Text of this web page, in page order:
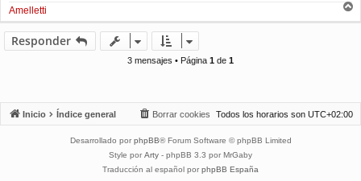
Amelletti
r
Responder
3 mensajes • Página 1 de 1
Inicio Índice general Todos los horarios son UTC+02:00
Borrar cookies
Desarrollado por phpBB® Forum Software © phpBB Limited
Style por Arty - phpBB 3.3 por MrGaby
Traducción al español por phpBB España